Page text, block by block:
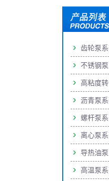
齿轮泵系
不锈钢泵
高粘度
沥青泵系
螺杆泵系
离心泵系
导热油泵
高温泵系